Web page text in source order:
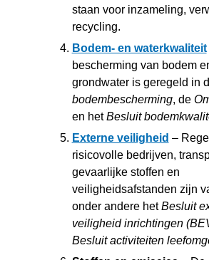
staan voor inzameling,
recycling.
Bodem- en waterkwaliteit
bescherming van bodem
grondwater is geregeld in
bodembescherming, de
en hetBesluit
Externe veiligheid –
risicovolle bedrijven,
gevaarlijke stoffen en
veiligheidsafstanden zijn
onder andere hetBesluit
veiligheid inrichtingen
Besluit activiteiten